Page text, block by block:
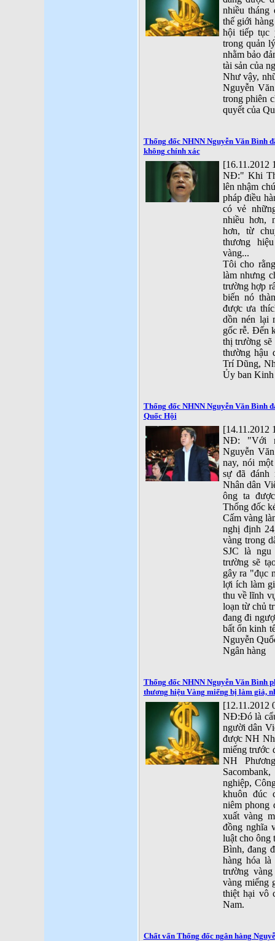
nhiều tháng
thế giới
hội tiếp tục
trong quản
nhằm bảo
tài sản của
Như vậy,
Nguyễn
trong phiên
quyết của
Thống đốc NHNN Nguyễn Văn Bình
không chính xác
[16.11.2012
NĐ:" Khi
lên nhậm
pháp điều
có vẻ
nhiều hơn,
hơn, từ
thương
vàng...
Tôi cho
làm nhưng
trường hợp
biến nó
được ưa
dồn nén lại
gốc rễ. Đến
thị trường
thường hậu
Trí Dũng,
Ủy ban
Thống đốc NHNN Nguyễn Văn Bình
Quốc Hội
[14.11.2012
NĐ: "Với
Nguyễn
nay, nói
sự đã đánh
Nhân dân
ông ta
Thống đốc
Cấm vàng
nghị định
vàng trong
SJC là
trường sẽ
gây ra "đục
lợi ích làm
thu về lĩnh
loạn từ chủ
đang đi
bất ổn kinh
Nguyễn
Ngân hàng
Thống đốc NHNN Nguyễn Văn Bình
thương hiệu Vàng miếng bị làm giả,
[12.11.2012
NĐ:Đó là
người dân
được NH
miếng trước
NH
nghiệp,
khuôn đúc
niêm phong
xuất vàng
đồng nghĩa
luật cho
Bình, đang
hàng hóa
trường
vàng miếng
thiệt hại vô
Nam.
Chất vấn Thống đốc ngân hàng